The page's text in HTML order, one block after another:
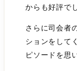
からも好評で
さらに司会者
ションをして
ピソードを思